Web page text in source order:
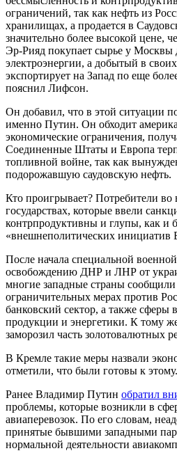
ограничений, так как нефть из
хранилищах, а продается в
значительно более высокой цене,
Эр-Рияд покупает сырье у Москвы
электроэнергии, а добытый в
экспортирует на Запад по еще
пояснил Лифсон.
Он добавил, что в этой ситуации
именно Путин. Он обходит
экономические ограничения,
Соединенные Штаты и Европа
топливной войне, так как
подорожавшую саудовскую нефть.
Кто проигрывает? Потребители во
государствах, которые ввели
контрпродуктивны и глупы, как и
«внешнеполитических инициатив
После начала специальной
освобождению ДНР и ЛНР от
многие западные страны
ограничительных мерах против
банковский сектор, а также сферы
продукции и энергетики. К тому
заморозил часть золотовалютных
В Кремле такие меры назвали
отметили, что были готовы к этому.
Ранее Владимир Путин обратил
проблемы, которые возникли в
авиаперевозок. По его словам,
принятые бывшими западными
нормальной деятельности